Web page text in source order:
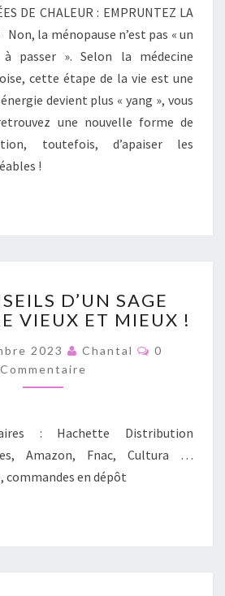
L
S
S
Y
M
T
Ô
E
M
E
N
O
A
R
E
S
DE CHALEUR : EMPRUNTEZ LA
Non, la ménopause n’est pas « un
passer ». Selon la médecine
cette étape de la vie est une
devient plus « yang », vous
une nouvelle forme de
toutefois, d’apaiser les
!
E
S
O
N
S
S
D
S
A
D’UN SAGE
VIEUX ET MIEUX !
2023 Chantal
C
O
A
R
0
Commentaire
: Hachette Distribution
Amazon, Fnac, Cultura …
commandes en dépôt